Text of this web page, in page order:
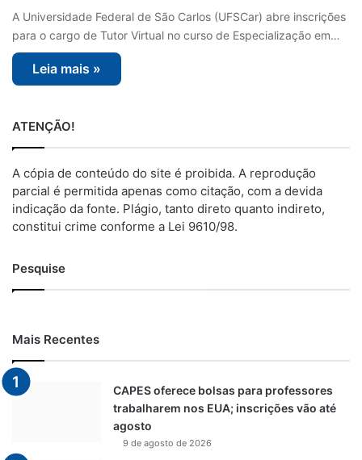
A Universidade Federal de São Carlos (UFSCar) abre inscrições
para o cargo de Tutor Virtual no curso de Especialização em…
Leia mais »
ATENÇÃO!
A cópia de conteúdo do site é proibida. A reprodução
parcial é permitida apenas como citação, com a devida
indicação da fonte. Plágio, tanto direto quanto indireto,
constitui crime conforme a Lei 9610/98.
Pesquise
Mais Recentes
CAPES oferece bolsas para professores
trabalharem nos EUA; inscrições vão até
agosto
9 de agosto de 2026